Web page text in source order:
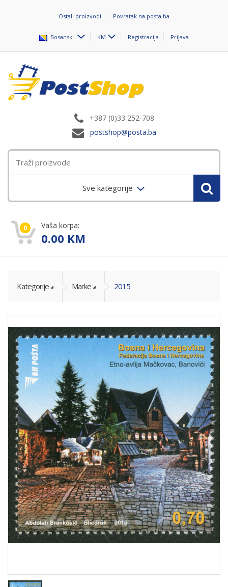
Ostali proizvodi Povratak na posta.ba
Bosanski KM Registracija Prijava
+387 (0)33 252-708
postshop@posta.ba
Sve kategorije
0 Vaša korpa:
0.00 KM
Kategorije Marke 2015